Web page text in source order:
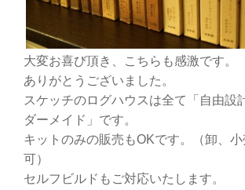
大変お喜び頂き、こちらも感激です。
ありがとうございました。
スケッチのログハウスは全て「自由設
ダーメイド」です。
キットのみの販売もOKです。（卸、
可）
セルフビルドもご対応いたします。